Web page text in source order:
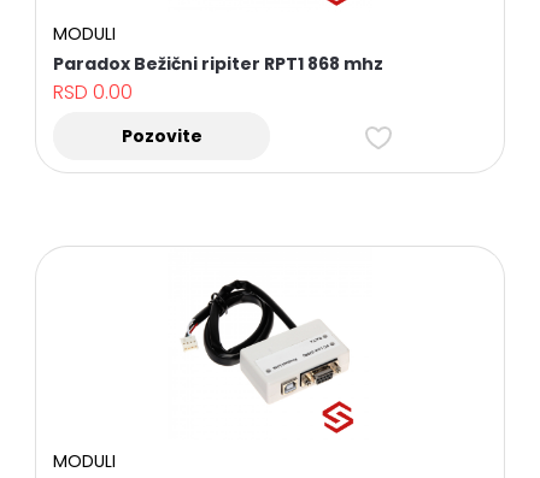
MODULI
Paradox Bežični ripiter RPT1 868 mhz
RSD0.00
Pozovite
MODULI